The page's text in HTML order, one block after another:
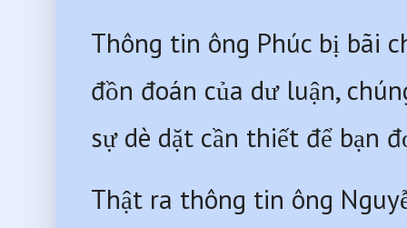
Thông tin ông Phúc bị bãi
đồn đoán của dư luận,
sự dè dặt cần thiết để bạn
Thật ra thông tin ông